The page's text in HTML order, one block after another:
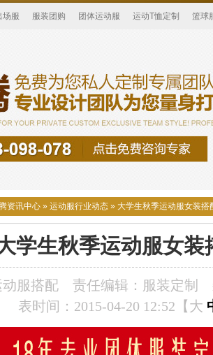
场服 服装团购 团体运动服 运动T恤定制 篮球
资讯中心 » 运动服行业动态 » 大学生秋季运动服女装搭
学生秋季运动服女装
服搭配 责任编辑：服装定制
表时间：2015-04-20 12:52【 大